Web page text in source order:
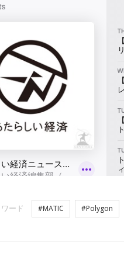
ード #MATIC #Polygon